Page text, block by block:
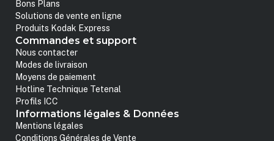
Bons Plans
Solutions de vente en ligne
Produits Kodak Express
Commandes et support
Nous contacter
Modes de livraison
Moyens de paiement
Hotline Technique Tetenal
Profils ICC
Informations légales & Données
Mentions légales
Conditions Générales de Vente